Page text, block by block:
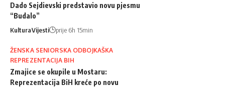
Dado Sejdievski predstavio novu pjesmu
“Budalo”
KulturaVijesti prije 6h 15min
ŽENSKA SENIORSKA ODBOJKAŠKA
REPREZENTACIJA BIH
Zmajice se okupile u Mostaru:
Reprezentacija BiH kreće po novu